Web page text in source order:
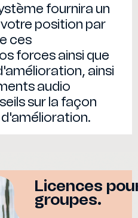
fournira un
position par
ces
forces ainsi que
ainsi
audio
sur la façon
Licences
groupes.